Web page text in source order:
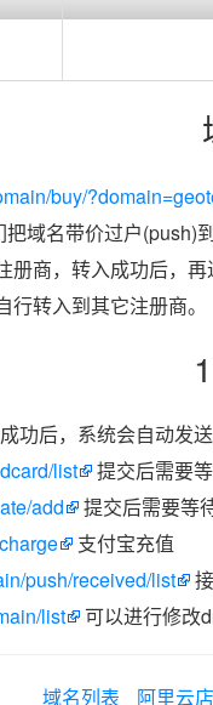
buy/
域名带价过户(push)
商，转入成功后，再
转入到其它注册商。
功后，系统会自动发
list
提交后需要等
add
提交后需要等
支付宝充值
push/received/list
list 可以进行修改
域名列表 阿里云